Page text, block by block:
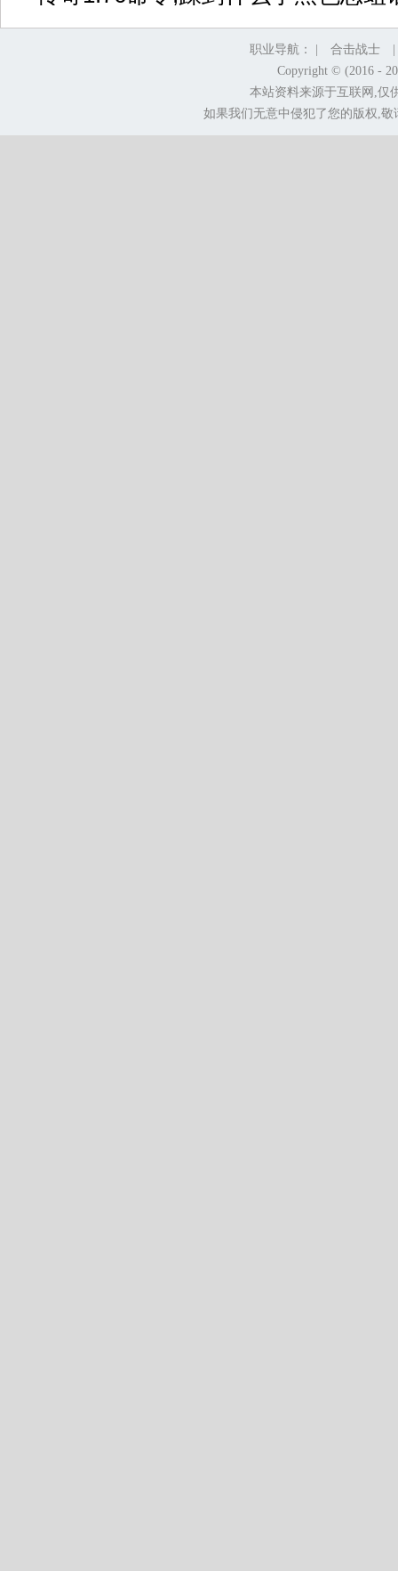
职业导航： | 合击战士
Copyright © (2016 -
本站资料来源于互联网,仅
如果我们无意中侵犯了您的版权,